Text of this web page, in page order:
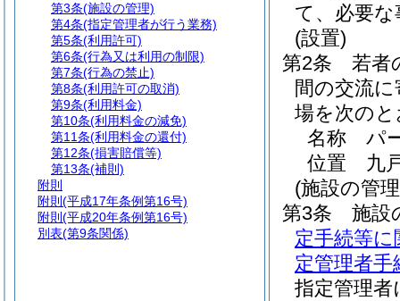
て、必要
(設置)
第2条
若者
間の交流
場を次の
名称 パ
位置 九
(施設の管
第3条
施設
定手続等
定管理者
指定管理
第3条(施設の管理)
第4条(指定管理者が行う業務)
第5条(利用許可)
第6条(行為又は利用の制限)
第7条(行為の禁止)
第8条(利用許可の取消)
第9条(利用料金)
第10条(利用料金の減免)
第11条(利用料金の還付)
第12条(損害賠償等)
第13条(補則)
附則
附則 (平成17年条例第16号)
附則 (平成20年条例第16号)
別表(第9条関係)